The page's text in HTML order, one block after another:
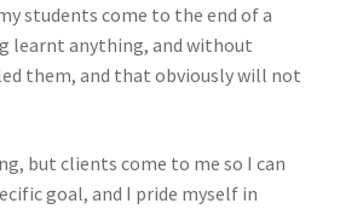
students come to the end of a
learnt anything, and without
them, and that obviously will not
but clients come to me so I can
goal, and I pride myself in